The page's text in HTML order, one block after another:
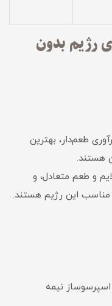
رژیم بدون
طعم‌دار، بهترین
هستند.
و طعم متعادل، و
مناسب این رژیم هستند.
نیمه